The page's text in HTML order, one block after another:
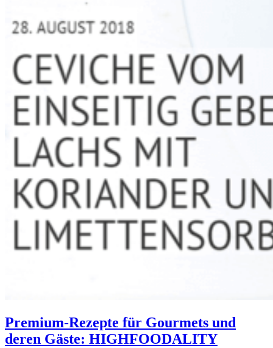
Premium-Rezepte für Gourmets und
deren Gäste: HIGHFOODALITY